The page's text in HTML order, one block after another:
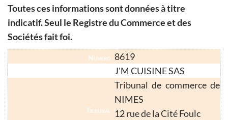
Toutes ces informations sont données à titre
indicatif. Seul le Registre du Commerce et des
Sociétés fait foi.
Numéro 8619
J'M CUISINE SAS
Tribunal
Tribunal de commerce de
NIMES
12 rue de la Cité Foulc